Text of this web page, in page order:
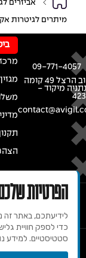
אביזרים
מיתרים לגיטרות
רחוב הרצל 49 קומה
מיקוד -
09-771-4057
מגזין fuzz
הפרטיות
כדי לספק חוויית
סטטיסטיים. למידע